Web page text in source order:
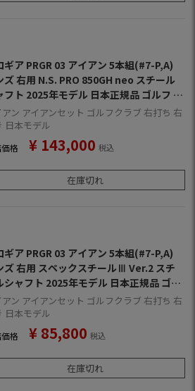
ギア PRGR 03 アイアン 5本組(#7-P,A)
ズ 右用 N.S. PRO 850GH neo スチール
フト 2025年モデル 日本正規品 ゴルフ ゴ
クラブ
アン アイアンセット ゴルフクラブ 右打ち 右
日本モデル
格 ¥ 143,000 税込
在庫切れ
ギア PRGR 03 アイアン 5本組(#7-P,A)
ズ 右用 スペックスチールⅢ Ver.2 スチ
シャフト 2025年モデル 日本正規品 ゴル
ルフクラブ
アン アイアンセット ゴルフクラブ 右打ち 右
日本モデル
格 ¥ 85,800 税込
在庫切れ